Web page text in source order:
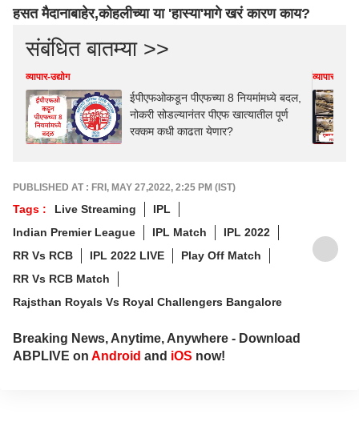
हसत मैदानाबाहेर,कोहलीच्या या 'हास्या'मागे खरं कारण काय?
संबंधित बातम्या >>
व्यापार-उद्योग
ईपीएफओकडून पीएफच्या 8 नियमांमध्ये बदल,
नोकरी सोडल्यानंतर पीएफ खात्यातील पूर्ण
रक्कम कधी काढता येणार?
व्यापार-उद्योग
PUBLISHED AT : FRI, MAY 27,2022, 2:25 PM (IST)
Tags : Live Streaming
IPL
Indian Premier League
IPL Match
IPL 2022
RR Vs RCB
IPL 2022 LIVE
Play Off Match
RR Vs RCB Match
Rajsthan Royals Vs Royal Challengers Bangalore
Breaking News, Anytime, Anywhere - Download
ABPLIVE on Android and iOS now!